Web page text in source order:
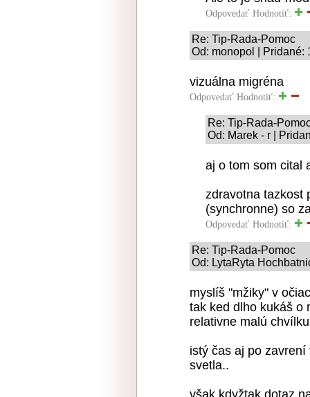
Odpovedať Hodnotiť:
Re: Tip-Rada-Pomoc
Od: monopol | Pridané:
vizuálna migréna
Odpovedať Hodnotiť:
Re: Tip-Rada-
Od: Marek - r |
aj o tom som cital
zdravotna tazkost
(synchronne) so
Odpovedať Hodnotiť:
Re: Tip-Rada-Pomoc
Od: LytaRyta
myslíš "mžiky" v
tak ked dlho kukáš o
relativne malú
istý čas aj po
svetla..
však kdyžtak dotaz